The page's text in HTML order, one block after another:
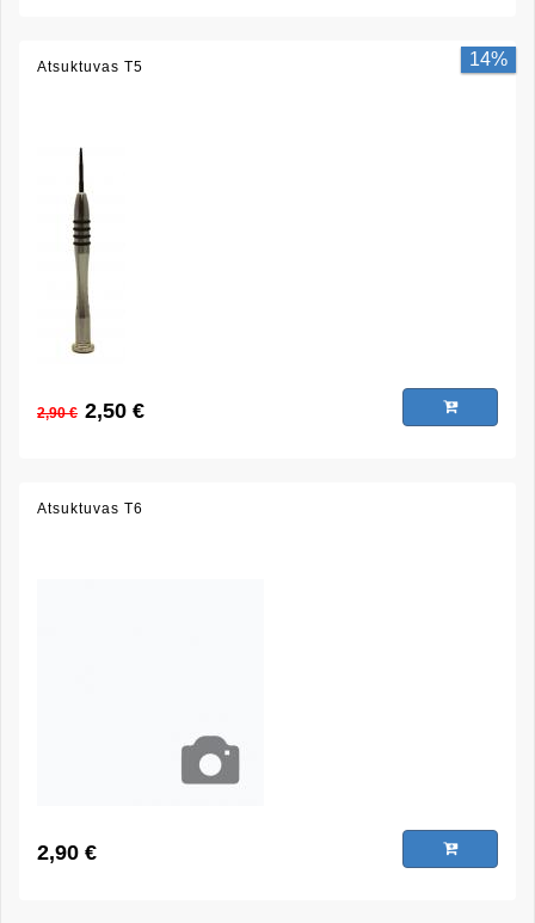
14%
Atsuktuvas T5
2,90 € 2,50 €
Atsuktuvas T6
2,90 €